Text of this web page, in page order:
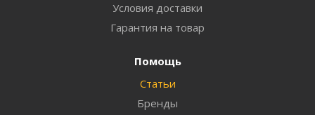
Условия доставки
Гарантия на товар
Помощь
Статьи
Бренды